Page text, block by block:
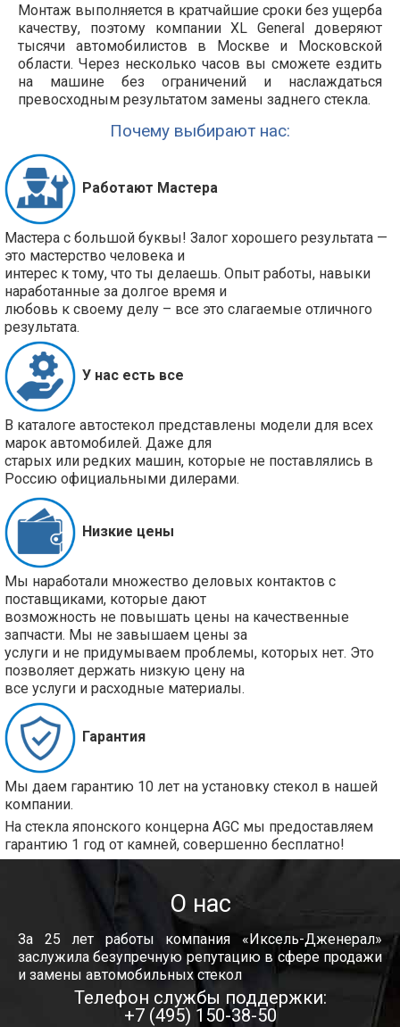
Монтаж выполняется в кратчайшие сроки без ущерба
качеству, поэтому компании XL General доверяют
тысячи автомобилистов в Москве и Московской
области. Через несколько часов вы сможете ездить
на машине без ограничений и наслаждаться
превосходным результатом замены заднего стекла.
Почему выбирают нас:
Работают Мастера
Мастера с большой буквы! Залог хорошего результата —
это мастерство человека и
интерес к тому, что ты делаешь. Опыт работы, навыки
наработанные за долгое время и
любовь к своему делу – все это слагаемые отличного
результата.
У нас есть все
В каталоге автостекол представлены модели для всех
марок автомобилей. Даже для
старых или редких машин, которые не поставлялись в
Россию официальными дилерами.
Низкие цены
Мы наработали множество деловых контактов с
поставщиками, которые дают
возможность не повышать цены на качественные
запчасти. Мы не завышаем цены за
услуги и не придумываем проблемы, которых нет. Это
позволяет держать низкую цену на
все услуги и расходные материалы.
Гарантия
Мы даем гарантию 10 лет на установку стекол в нашей
компании.
На стекла японского концерна AGC мы предоставляем
гарантию 1 год от камней, совершенно бесплатно!
О нас
За 25 лет работы компания «Иксель-Дженерал»
заслужила безупречную репутацию в сфере продажи
и замены автомобильных стекол
Телефон службы поддержки:
+7 (495) 150-38-50